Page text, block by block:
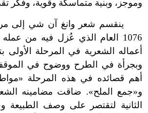
وموجز، وبنية متماسكة وقوية، وفكر
ينقسم شعر وانغ آن شي إلى
1076 العام الذي عُزل فيه من
أعماله الشعرية في المرحلة الأولى
وبجرأة في الطرح ووضوح في
أهم قصائده في هذه المرحلة
و«جمع الملح». ضاقت مضامينه
الثانية لتقتصر على وصف الطبيعة